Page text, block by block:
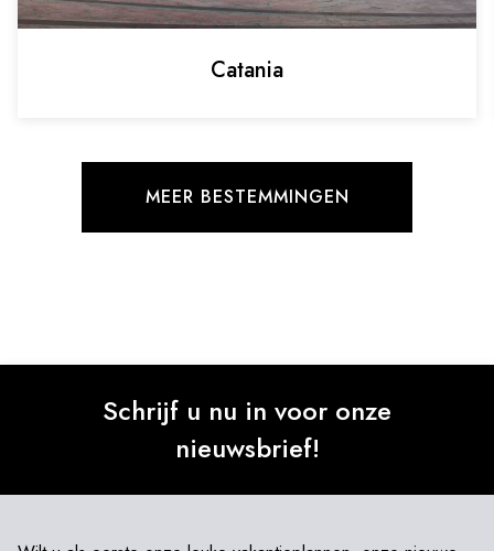
Catania
MEER BESTEMMINGEN
Schrijf u nu in voor onze
nieuwsbrief!